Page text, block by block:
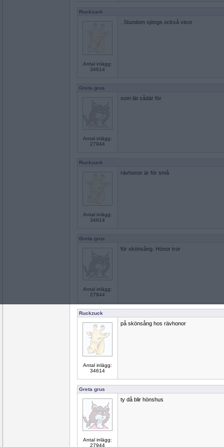
Ruckzuck
Antal inlägg:
34614
. Stundom sjöngs också visor
Greta grus
Antal inlägg:
27944
som lät sådär för
Ruckzuck
Antal inlägg:
34614
rävhonor är för små
Greta grus
Antal inlägg:
27944
för skönsång. Hönor tror
Ruckzuck
Antal inlägg:
34614
på skönsång hos rävhonor
Greta grus
Antal inlägg:
27944
ty då blir hönshus